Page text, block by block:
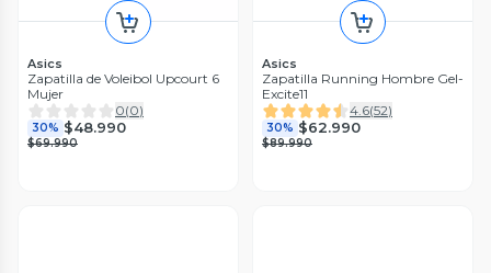
Asics
Zapatilla de Voleibol Upcourt 6
Mujer
0(0)
30% $48.990
$69.990
Asics
Zapatilla Running Hombre Gel-
Excite11
4.6(52)
30% $62.990
$89.990